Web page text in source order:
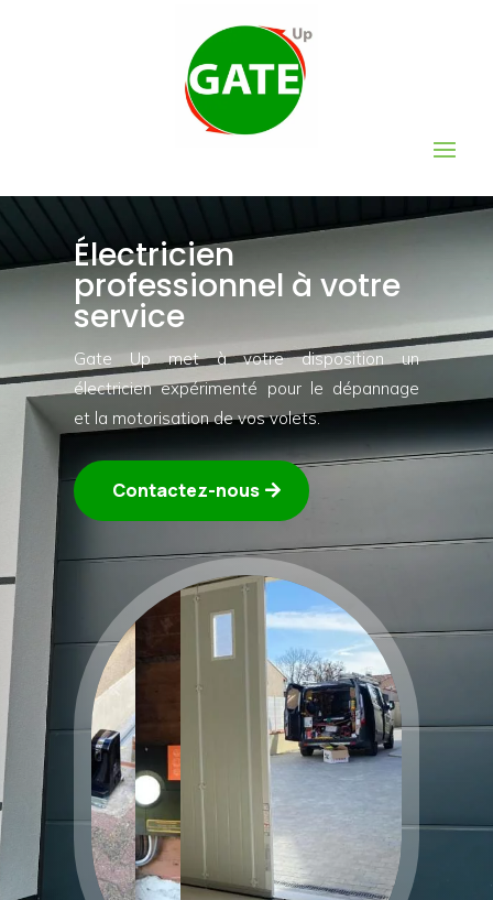
Électricien
professionnel à votre
service
Gate Up met à votre disposition un
électricien expérimenté pour le dépannage
et la motorisation de vos volets.
Contactez-nous